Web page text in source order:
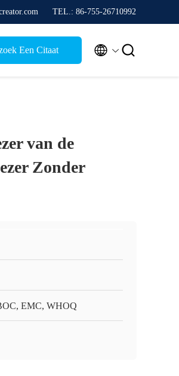
TEL.: 86-755-26710992
Een Citaat  
van de
Zonder
EMC, WHOQ